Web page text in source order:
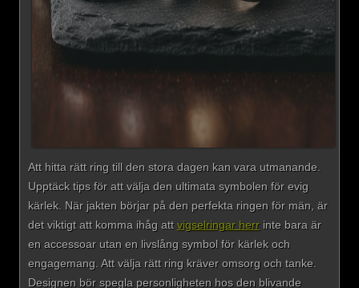
Att hitta rätt ring till den stora dagen kan vara utmanande.
Upptäck tips för att välja den ultimata symbolen för evig
kärlek. När jakten börjar på den perfekta ringen för män, är
det viktigt att komma ihåg attvigselringar herr inte bara är
en accessoar utan en livslång symbol för kärlek och
engagemang. Att välja rätt ring kräver omsorg och tanke.
Designen bör spegla personligheten hos den blivande